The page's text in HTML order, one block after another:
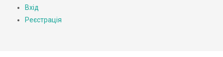
Вхід
Реєстрація